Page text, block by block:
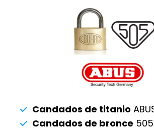
Candados de titanio
Candados de bronce